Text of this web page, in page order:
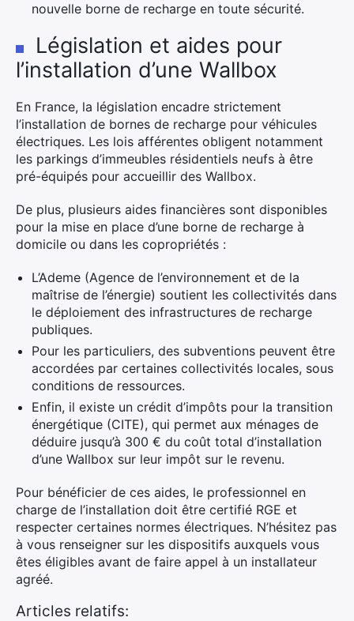
nouvelle borne de recharge en toute sécurité.
Législation et aides pour
l’installation d’une Wallbox
En France, la législation encadre strictement
l’installation de bornes de recharge pour véhicules
électriques. Les lois afférentes obligent notamment
les parkings d’immeubles résidentiels neufs à être
pré-équipés pour accueillir des Wallbox.
De plus, plusieurs aides financières sont disponibles
pour la mise en place d’une borne de recharge à
domicile ou dans les copropriétés :
L’Ademe (Agence de l’environnement et de la
maîtrise de l’énergie) soutient les collectivités dans
le déploiement des infrastructures de recharge
publiques.
Pour les particuliers, des subventions peuvent être
accordées par certaines collectivités locales, sous
conditions de ressources.
Enfin, il existe un crédit d’impôts pour la transition
énergétique (CITE), qui permet aux ménages de
déduire jusqu’à 300 € du coût total d’installation
d’une Wallbox sur leur impôt sur le revenu.
Pour bénéficier de ces aides, le professionnel en
charge de l’installation doit être certifié RGE et
respecter certaines normes électriques. N’hésitez pas
à vous renseigner sur les dispositifs auxquels vous
êtes éligibles avant de faire appel à un installateur
agréé.
Articles relatifs: